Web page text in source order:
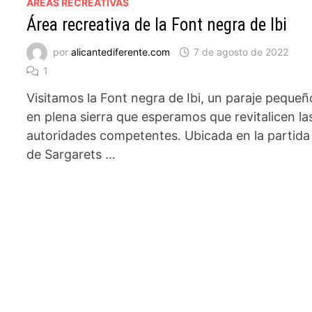
AREAS RECREATIVAS
Área recreativa de la Font negra de Ibi
poralicantediferente.com
7 de agosto de 2022
1
Visitamos la Font negra de Ibi, un paraje
en plena sierra que esperamos que revitalicen
autoridades competentes. Ubicada en la partida
de Sargarets …